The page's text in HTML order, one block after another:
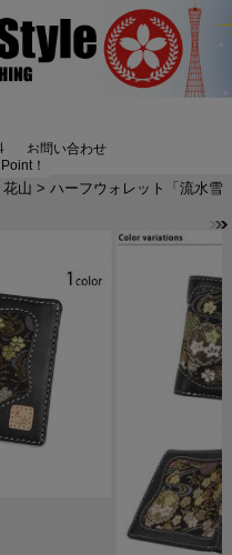
お問い合わせ
！
花山 > ハーフウォレット「流水雪